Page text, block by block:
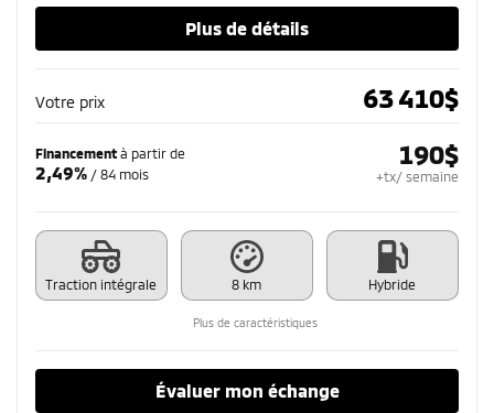
Plus de détails
Votre prix 63 410$
Financement à partir de
2,49% / 84 mois
190$
+tx/ semaine
Traction intégrale 8 km Hybride
Plus de caractéristiques
Évaluer mon échange